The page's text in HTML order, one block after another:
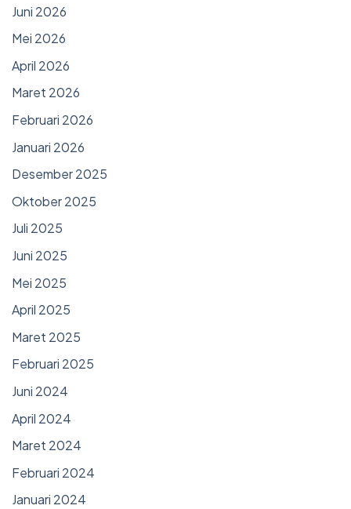
Juni 2026
Mei 2026
April 2026
Maret 2026
Februari 2026
Januari 2026
Desember 2025
Oktober 2025
Juli 2025
Juni 2025
Mei 2025
April 2025
Maret 2025
Februari 2025
Juni 2024
April 2024
Maret 2024
Februari 2024
Januari 2024